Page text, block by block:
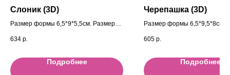
Слоник (3D)
Размер формы 6,5*9*5,5см. Размеры
см.; глубина 6см
634 р.
Подробнее
Черепашка (3D)
Размер формы 6,5*9,5*8см.
6,5см см.; глубина 8,5см
605 р.
Подробнее